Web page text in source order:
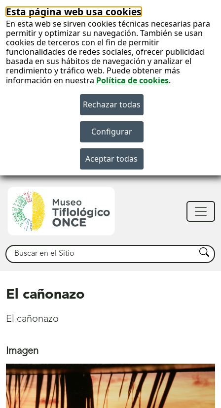
Esta página web usa cookies
En esta web se sirven cookies técnicas necesarias para
permitir y optimizar su navegación. También se usan
cookies de terceros con el fin de permitir
funcionalidades de redes sociales, ofrecer publicidad
basada en sus hábitos de navegación y analizar el
rendimiento y tráfico web. Puede obtener más
información en nuestra Política de cookies.
Buscar Buscar
El cañonazo
El cañonazo
Imagen